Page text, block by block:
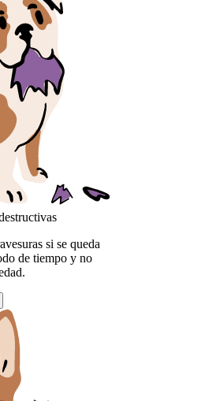
si se queda
de tiempo y no